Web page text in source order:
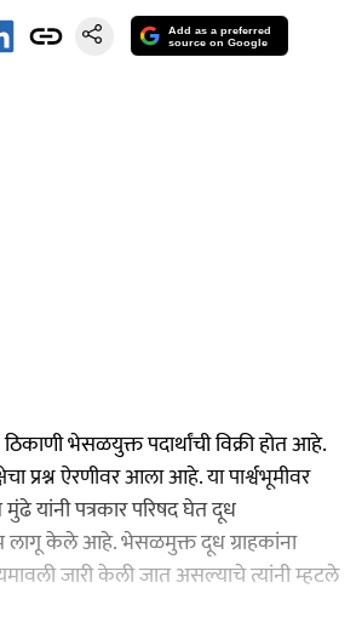
Add as a preferred
source on Google
भेसळयुक्त पदार्थांची विक्री होत आहे.
प्रश्न ऐरणीवर आला आहे. या पार्श्वभूमीवर
यांनी पत्रकार परिषद घेत दूध
लागू केले आहे. भेसळमुक्त दूध ग्राहकांना
जारी केली जात असल्याचे त्यांनी म्हटले